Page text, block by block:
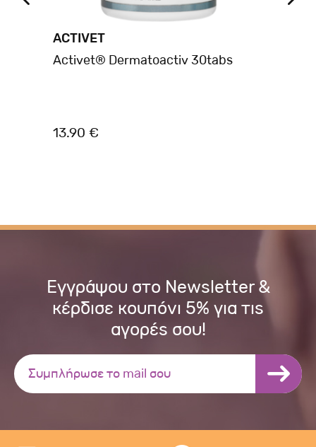
ACTIVET
Activet® Dermatoactiv 30tabs
13.90 €
Εγγράψου στο Newsletter &
κέρδισε κουπόνι 5% για τις
αγορές σου!